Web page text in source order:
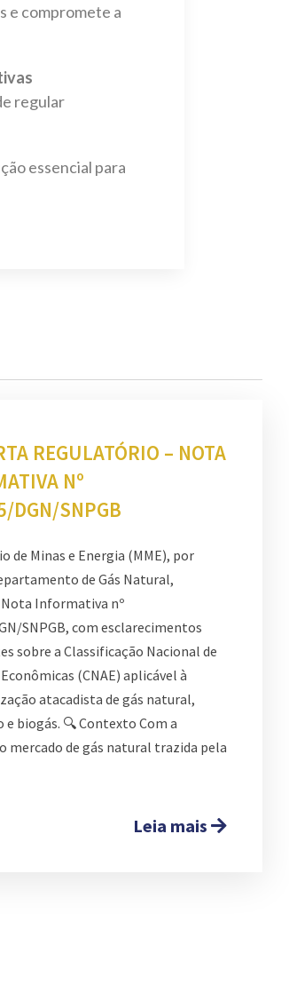
e compromete a
regular
essencial para
REGULATÓRIO – NOTA
Nº
DGN/SNPGB
de Minas e Energia (MME), por
de Gás Natural,
Informativa nº
SNPGB, com esclarecimentos
sobre a Classificação Nacional de
(CNAE) aplicável à
atacadista de gás natural,
biogás. 🔍 Contexto Com a
mercado de gás natural trazida pela
Leia mais